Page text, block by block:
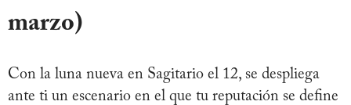
marzo)
Con la luna nueva en Sagitario el 12, se despliega
ante ti un escenario en el que tu reputación se define